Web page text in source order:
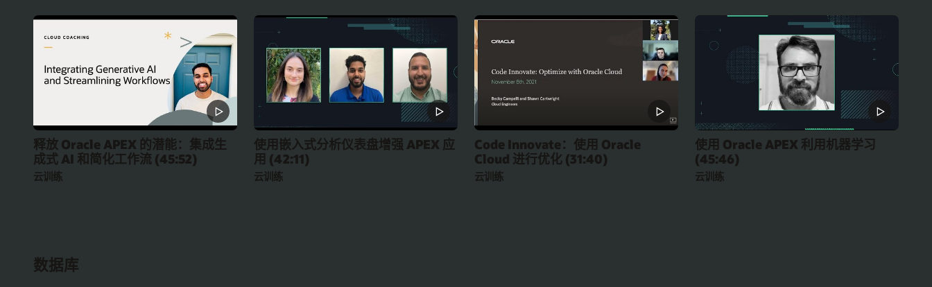
释放 Oracle APEX 的潜能：集成生
成式 AI 和简化工作流 (45:52)
云训练
使用嵌入式分析仪表盘增强 APEX 应
用 (42:11)
云训练
Code Innovate：使用 Oracle
Cloud 进行优化 (31:40)
云训练
使用 Oracle APEX 利用机器学习
(45:46)
云训练
数据库